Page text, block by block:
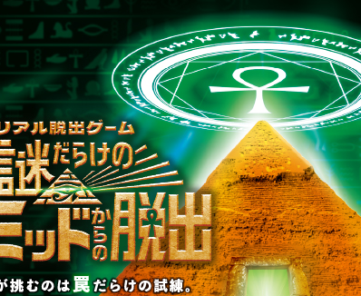
制作のご相談、コラボレーションなど、
お気軽にお問い合わせください。